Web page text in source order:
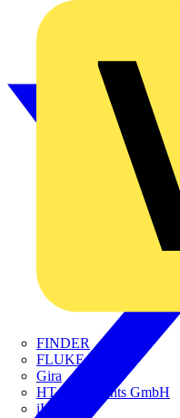
FINDER
FLUKE
Gira
HT Instruments GmbH
iHaus